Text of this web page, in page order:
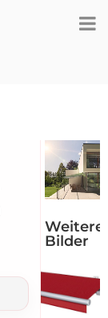
Weitere
Bilder